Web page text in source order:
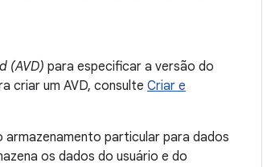
(AVD) para especificar a versão do
criar um AVD, consulte Criar e
particular para dados
os dados do usuário e do